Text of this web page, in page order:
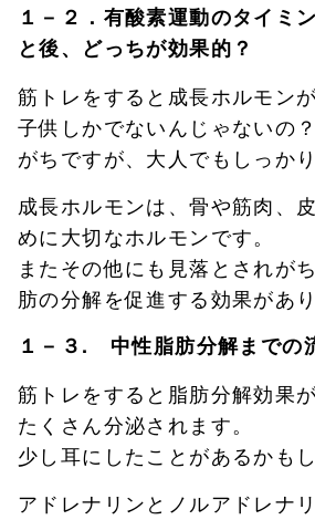
１－２．有酸素運動のタイミ
と後、どっちが効果的？
筋トレをすると成長ホルモン
子供しかでないんじゃないの
がちですが、大人でもしっか
成長ホルモンは、骨や筋肉、
めに大切なホルモンです。
またその他にも見落とされが
肪の分解を促進する効果があり
１－３. 中性脂肪分解までの
筋トレをすると脂肪分解効果
たくさん分泌されます。
少し耳にしたことがあるかもし
アドレナリンとノルアドレナ